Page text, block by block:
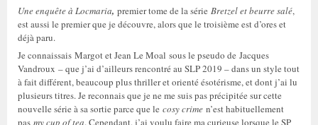
Une enquête à Locmaria, premier tome de la série Bretzel et beurre salé,
est aussi le premier que je découvre, alors que le troisième est d’ores et
déjà paru.
Je connaissais Margot et Jean Le Moal sous le pseudo de Jacques
Vandroux – que j’ai d’ailleurs rencontré au SLP 2019 – dans un style tout
à fait différent, beaucoup plus thriller et orienté ésotérisme, et dont j’ai lu
plusieurs titres. Je reconnais que je ne me suis pas précipitée sur cette
nouvelle série à sa sortie parce que le cosy crime n’est habituellement
pas my cup of tea. Cependant, j’ai voulu faire ma curieuse lorsque le SP